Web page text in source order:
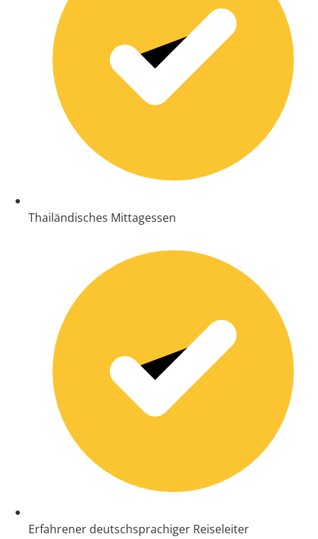
Thailändisches Mittagessen
Erfahrener deutschsprachiger Reiseleiter